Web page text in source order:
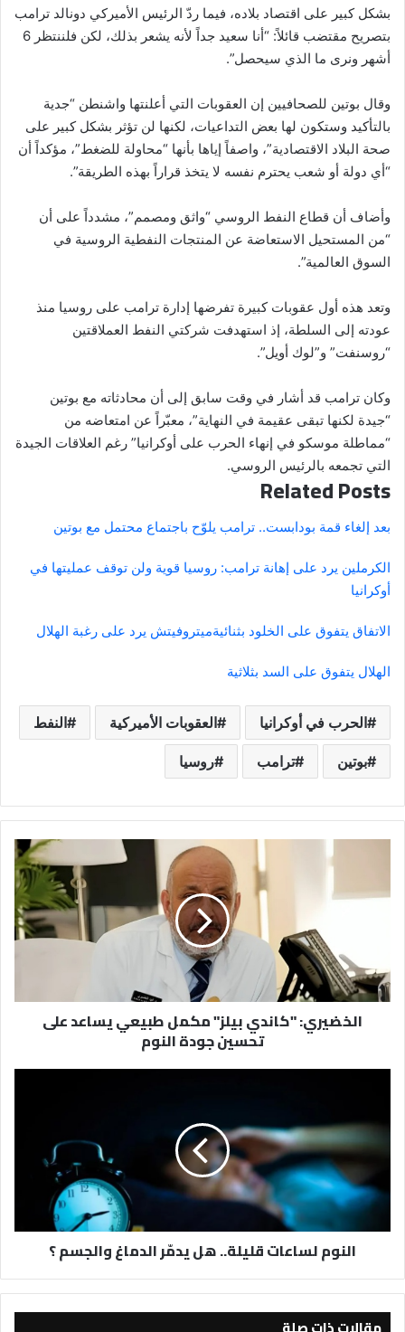
بشكل كبير على اقتصاد بلاده، فيما ردّ الرئيس الأميركي دونالد ترامب
بتصريح مقتضب قائلاً: “أنا سعيد جداً لأنه يشعر بذلك، لكن فلننتظر 6
أشهر ونرى ما الذي سيحصل”.
وقال بوتين للصحافيين إن العقوبات التي أعلنتها واشنطن “جدية
بالتأكيد وستكون لها بعض التداعيات، لكنها لن تؤثر بشكل كبير على
صحة البلاد الاقتصادية”، واصفاً إياها بأنها “محاولة للضغط”، مؤكداً أن
“أي دولة أو شعب يحترم نفسه لا يتخذ قراراً بهذه الطريقة”.
وأضاف أن قطاع النفط الروسي “واثق ومصمم”، مشدداً على أن
“من المستحيل الاستعاضة عن المنتجات النفطية الروسية في
السوق العالمية”.
وتعد هذه أول عقوبات كبيرة تفرضها إدارة ترامب على روسيا منذ
عودته إلى السلطة، إذ استهدفت شركتي النفط العملاقتين
“روسنفت” و”لوك أويل”.
وكان ترامب قد أشار في وقت سابق إلى أن محادثاته مع بوتين
“جيدة لكنها تبقى عقيمة في النهاية”، معبّراً عن امتعاضه من
“مماطلة موسكو في إنهاء الحرب على أوكرانيا” رغم العلاقات الجيدة
التي تجمعه بالرئيس الروسي.
Related Posts
بعد إلغاء قمة بودابست.. ترامب يلوّح باجتماع محتمل مع بوتين
الكرملين يرد على إهانة ترامب: روسيا قوية ولن توقف عمليتها في
أوكرانيا
الاتفاق يتفوق على الخلود بثنائيةميتروفيتش يرد على رغبة الهلال
الهلال يتفوق على السد بثلاثية
الحرب في أوكرانيا العقوبات الأميركية النفط
بوتين ترامب روسيا
تحسين
جودة
الخضيري: "كاندي بيلز" مكمل طبيعي يساعد على
تحسين جودة النوم
يدمّر
والجسم
النوم لساعات قليلة.. هل يدمّر الدماغ والجسم ؟